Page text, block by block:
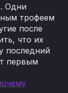
Одни
трофеем
после
что их
последний
первым